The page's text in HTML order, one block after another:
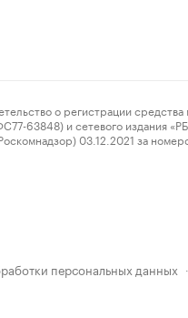
о регистрации средства
63848) и сетевого издания
03.12.2021 за
персональных данных ·